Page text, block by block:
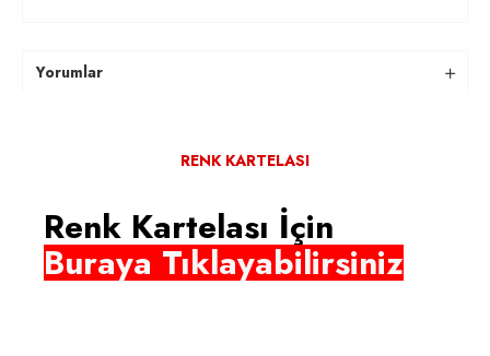
Yorumlar
RENK KARTELASI
Renk Kartelası İçin
Buraya Tıklayabilirsiniz